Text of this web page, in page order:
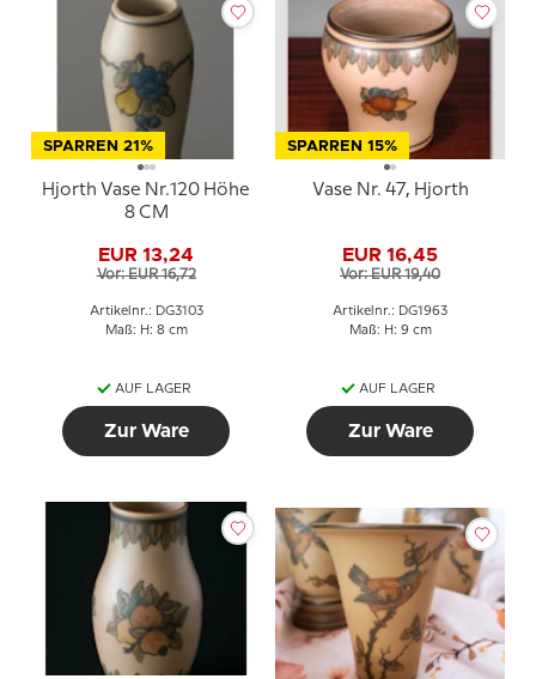
SPARREN 21%
Hjorth Vase Nr.120 Höhe
8 CM
EUR 13,24
Vor: EUR 16,72
Artikelnr.: DG3103
Maß: H: 8 cm
AUF LAGER
Zur Ware
SPARREN 15%
Vase Nr. 47, Hjorth
EUR 16,45
Vor: EUR 19,40
Artikelnr.: DG1963
Maß: H: 9 cm
AUF LAGER
Zur Ware